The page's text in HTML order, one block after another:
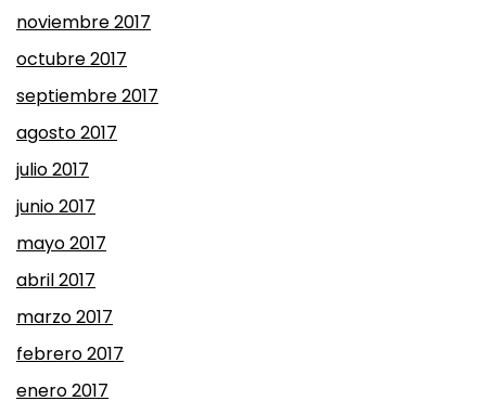
noviembre 2017
octubre 2017
septiembre 2017
agosto 2017
julio 2017
junio 2017
mayo 2017
abril 2017
marzo 2017
febrero 2017
enero 2017